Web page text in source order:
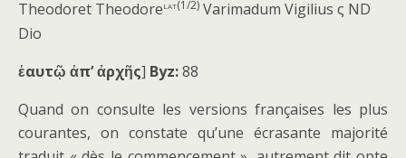
Theodoret Theodorelat(1/2) Varimadum Vigilius ς ND
Dio
ἑαυτῷ ἀπ’ ἀρχῆς] Byz:88
Quand on consulte les versions françaises les plus
courantes, on constate qu’une écrasante majorité